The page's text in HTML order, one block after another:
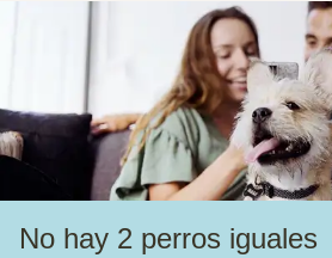
No hay 2 perros iguales